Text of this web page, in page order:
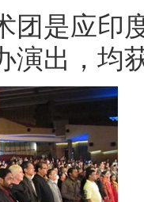
是应印度
演出，均